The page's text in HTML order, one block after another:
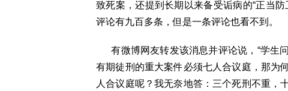
致死案，还提到长期以来备受诟病的“正当
评论有九百多条，但是一条评论也看不到。
有微博网友转发该消息并评论说，“学生
有期徒刑的重大案件必须七人合议庭，那为
人合议庭呢？我无奈地答：三个死刑不重，